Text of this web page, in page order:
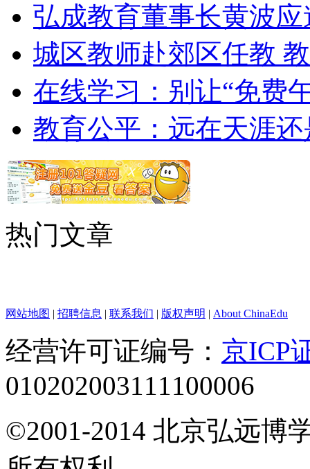
弘成教育董事长黄波
城区教师赴郊区任教
在线学习：别让“免费
教育公平：远在天涯
热门文章
网站地图 | 招聘信息 | 联系我们 | 版权声明 | About ChinaEdu
经营许可证编号： 京ICP
010202003111100006
©2001-2014 北京弘远博